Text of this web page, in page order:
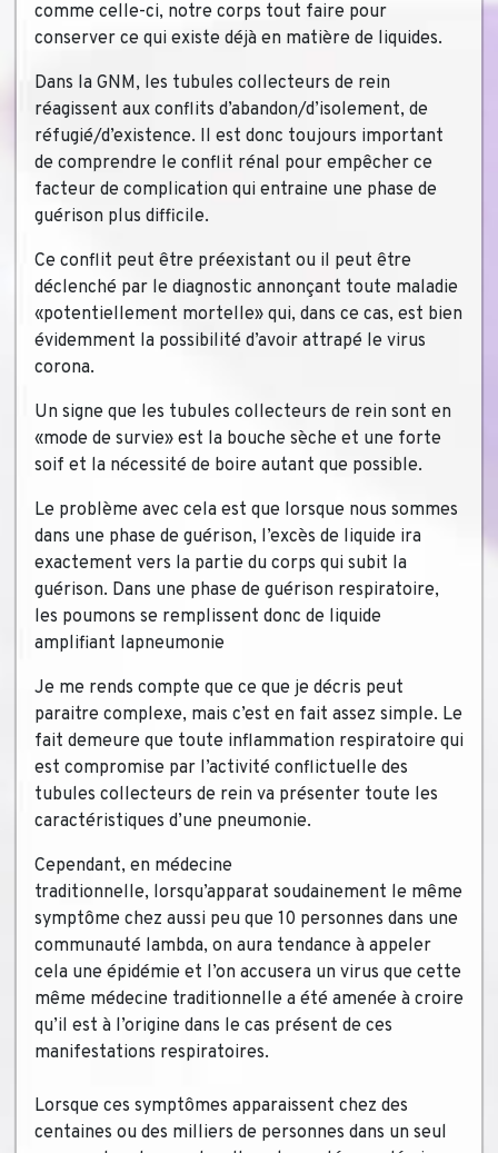
comme celle-ci, notre corps tout faire pour
conserver ce qui existe déjà en matière de liquides.
Dans la GNM, les tubules collecteurs de rein
réagissent aux conflits d’abandon/d’isolement, de
réfugié/d’existence. Il est donc toujours important
de comprendre le conflit rénal pour empêcher ce
facteur de complication qui entraine une phase de
guérison plus difficile.
Ce conflit peut être préexistant ou il peut être
déclenché par le diagnostic annonçant toute maladie
«potentiellement mortelle» qui, dans ce cas, est bien
évidemment la possibilité d’avoir attrapé le virus
corona.
Un signe que les tubules collecteurs de rein sont en
«mode de survie» est la bouche sèche et une forte
soif et la nécessité de boire autant que possible.
Le problème avec cela est que lorsque nous sommes
dans une phase de guérison, l’excès de liquide ira
exactement vers la partie du corps qui subit la
guérison. Dans une phase de guérison respiratoire,
les poumons se remplissent donc de liquide
amplifiant lapneumonie
Je me rends compte que ce que je décris peut
paraitre complexe, mais c’est en fait assez simple. Le
fait demeure que toute inflammation respiratoire qui
est compromise par l’activité conflictuelle des
tubules collecteurs de rein va présenter toute les
caractéristiques d’une pneumonie.
Cependant, en médecine
traditionnelle, lorsqu’apparat soudainement le même
symptôme chez aussi peu que 10 personnes dans une
communauté lambda, on aura tendance à appeler
cela une épidémie et l’on accusera un virus que cette
même médecine traditionnelle a été amenée à croire
qu’il est à l’origine dans le cas présent de ces
manifestations respiratoires.
Lorsque ces symptômes apparaissent chez des
centaines ou des milliers de personnes dans un seul